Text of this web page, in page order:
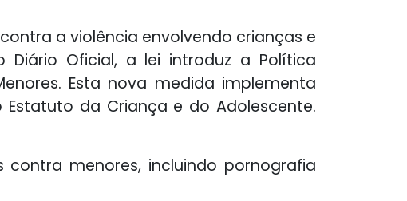
a violência envolvendo crianças e
Diário Oficial, a lei introduz a Política
Esta nova medida implementa
da Criança e do Adolescente.
menores, incluindo pornografia